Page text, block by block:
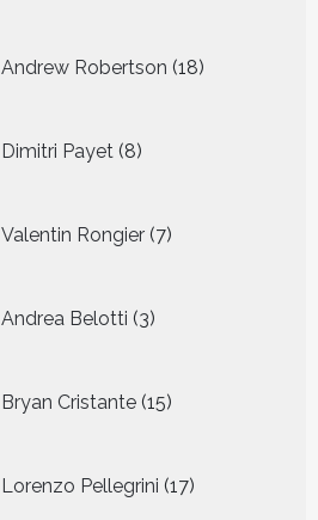
Andrew Robertson 18
producten
Dimitri Payet 8
producten
Valentin Rongier 7
producten
Andrea Belotti 3
producten
Bryan Cristante 15
producten
Lorenzo Pellegrini 17
producten